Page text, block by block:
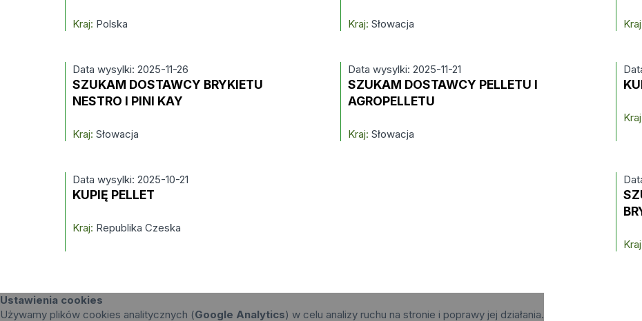
Kraj: Polska Kraj: Słowacja
Data wysylki: 2025-11-26
SZUKAM DOSTAWCY BRYKIETU
NESTRO I PINI KAY
Kraj: Słowacja
Data wysylki: 2025-11-21
SZUKAM DOSTAWCY PELLETU I
AGROPELLETU
Kraj: Słowacja
Data wysylki: 2025-10-21
KUPIĘ PELLET
Kraj: Republika Czeska
Ustawienia cookies
Używamy plików cookies analitycznych (Google Analytics) w celu analizy ruchu na stronie i poprawy jej działania.